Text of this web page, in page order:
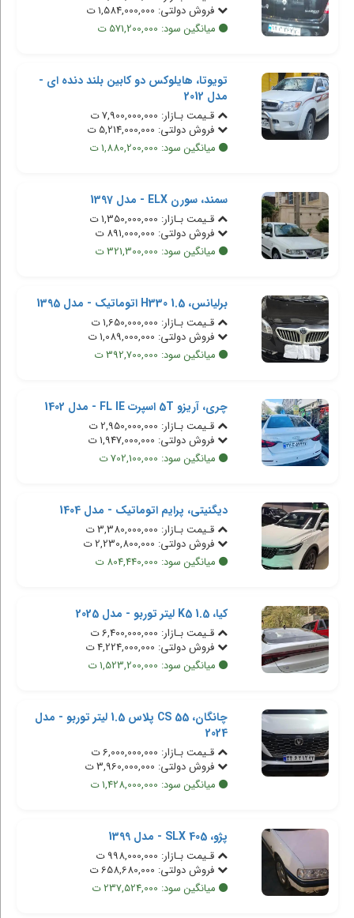
فروش دولتی: 1,584,000,000 ت
میانگین سود: 571,200,000 ت
تویوتا، هایلوکس دو کابین بلند دنده ای -
مدل 2012
قـیمت بـازار: 7,900,000,000 ت
فروش دولتی: 5,214,000,000 ت
میانگین سود: 1,880,200,000 ت
سمند، سورن ELX - مدل 1397
قـیمت بـازار: 1,350,000,000 ت
فروش دولتی: 891,000,000 ت
میانگین سود: 321,300,000 ت
برلیانس، H330 1.5 اتوماتیک - مدل 1395
قـیمت بـازار: 1,650,000,000 ت
فروش دولتی: 1,089,000,000 ت
میانگین سود: 392,700,000 ت
چری، آریزو 5T اسپرت FL IE - مدل 1402
قـیمت بـازار: 2,950,000,000 ت
فروش دولتی: 1,947,000,000 ت
میانگین سود: 702,100,000 ت
دیگنیتی، پرایم اتوماتیک - مدل 1404
قـیمت بـازار: 3,380,000,000 ت
فروش دولتی: 2,230,800,000 ت
میانگین سود: 804,440,000 ت
کیا، K5 1.5 لیتر توربو - مدل 2025
قـیمت بـازار: 6,400,000,000 ت
فروش دولتی: 4,224,000,000 ت
میانگین سود: 1,523,200,000 ت
چانگان، CS 55 پلاس 1.5 لیتر توربو - مدل
2024
قـیمت بـازار: 6,000,000,000 ت
فروش دولتی: 3,960,000,000 ت
میانگین سود: 1,428,000,000 ت
پژو، 405 SLX - مدل 1399
قـیمت بـازار: 998,000,000 ت
فروش دولتی: 658,680,000 ت
میانگین سود: 237,524,000 ت